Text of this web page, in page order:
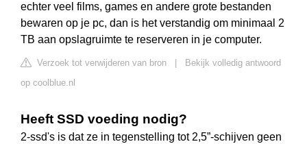
echter veel films, games en andere grote bestanden
bewaren op je pc, dan is het verstandig om minimaal 2
TB aan opslagruimte te reserveren in je computer.
Verzoek tot verwijderen van bron
Bekijk volledig antwoord
op coolblue.nl
Heeft SSD voeding nodig?
2-ssd's is dat ze in tegenstelling tot 2,5”-schijven geen